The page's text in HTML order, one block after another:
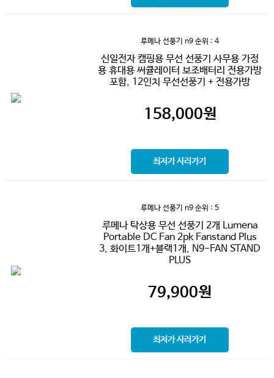
루메나 선풍기 n9 순위 : 4
신일전자 캠핑용 무선 선풍기 사무용 가정
용 휴대용 써큘레이터 보조배터리 전용가방
포함, 12인치 무선선풍기 + 전용가방
158,000원
최저가 사러가기
루메나 선풍기 n9 순위 : 5
루메나 탁상용 무선 선풍기 2개 Lumena
Portable DC Fan 2pk Fanstand Plus
3, 화이트1개+블랙1개, N9-FAN STAND
PLUS
79,900원
최저가 사러가기